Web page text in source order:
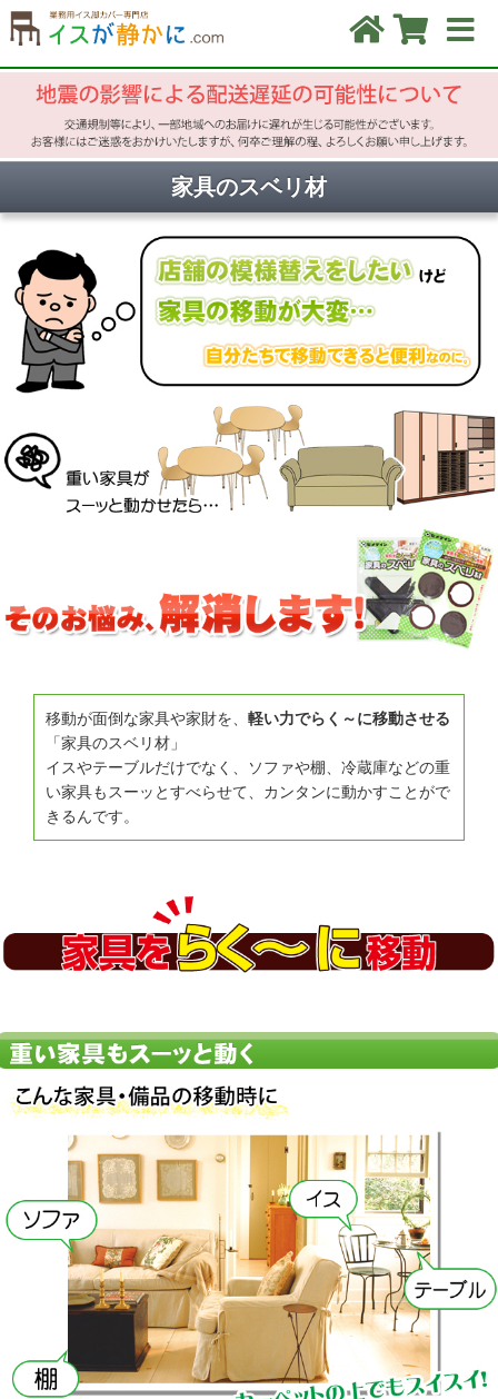
家具のスベリ材
移動が面倒な家具や家財を、 軽い力でらく～に移動させる
「家具のスベリ材」
イスやテーブルだけでなく、ソファや棚、冷蔵庫などの重
い家具もスーッとすべらせて、カンタンに動かすことがで
きるんです。